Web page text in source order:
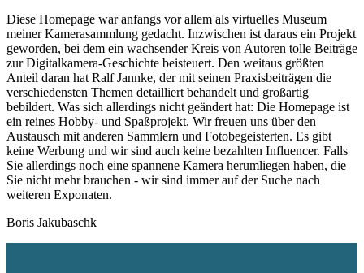
Diese Homepage war anfangs vor allem als virtuelles Museum
meiner Kamerasammlung gedacht. Inzwischen ist daraus ein Projekt
geworden, bei dem ein wachsender Kreis von Autoren tolle Beiträge
zur Digitalkamera-Geschichte beisteuert. Den weitaus größten
Anteil daran hat Ralf Jannke, der mit seinen Praxisbeiträgen die
verschiedensten Themen detailliert behandelt und großartig
bebildert. Was sich allerdings nicht geändert hat: Die Homepage ist
ein reines Hobby- und Spaßprojekt. Wir freuen uns über den
Austausch mit anderen Sammlern und Fotobegeisterten. Es gibt
keine Werbung und wir sind auch keine bezahlten Influencer. Falls
Sie allerdings noch eine spannene Kamera herumliegen haben, die
Sie nicht mehr brauchen - wir sind immer auf der Suche nach
weiteren Exponaten.
Boris Jakubaschk